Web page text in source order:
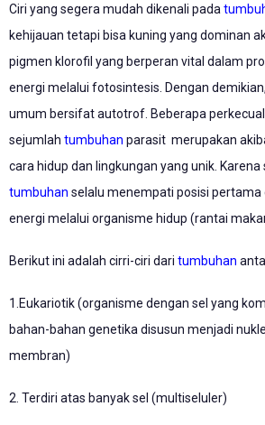
Ciri yang segera mudah dikenali pada
kehijauan tetapi bisa kuning yang dominan
pigmen klorofil yang berperan vital dalam
energi melalui fotosintesis. Dengan demikian,
umum bersifat autotrof. Beberapa
sejumlah tumbuhan parasit merupakan
cara hidup dan lingkungan yang unik.
tumbuhan selalu menempati posisi pertama
energi melalui organisme hidup (rantai
Berikut ini adalah cirri-ciri dari tumbuhan
1.Eukariotik (organisme dengan sel yang
bahan-bahan genetika disusun menjadi
membran)
2. Terdiri atas banyak sel (multiseluler)